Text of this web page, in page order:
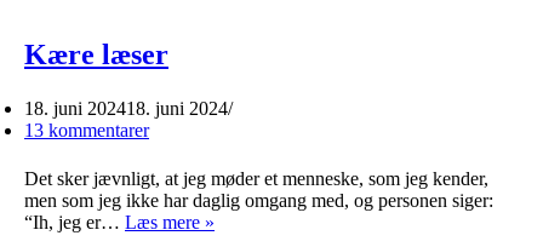
Kære læser
18. juni 202418. juni 2024
13 kommentarer
Det sker jævnligt, at jeg møder et menneske, som jeg kender,
men som jeg ikke har daglig omgang med, og personen siger:
“Ih, jeg er… Læs mere »